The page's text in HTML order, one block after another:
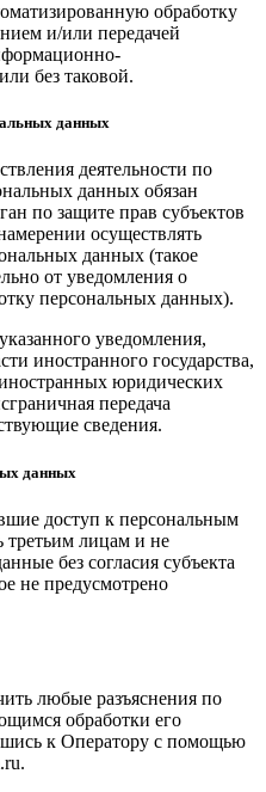
обработку
и/или передачей
без таковой.
данных
деятельности по
данных обязан
по защите прав субъектов
осуществлять
данных (такое
от уведомления о
персональных данных).
уведомления,
иностранного государства,
юридических
передача
сведения.
данных
доступ к персональным
третьим лицам и не
без согласия субъекта
не предусмотрено
любые разъяснения по
обработки его
к Оператору с помощью